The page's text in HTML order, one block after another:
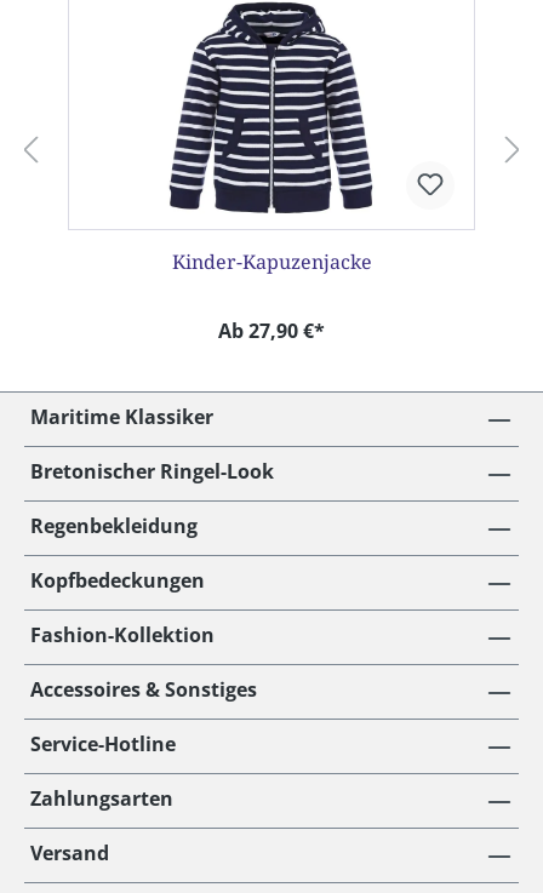
Kinder-Kapuzenjacke
Ab 27,90 €*
Maritime Klassiker
Bretonischer Ringel-Look
Regenbekleidung
Kopfbedeckungen
Fashion-Kollektion
Accessoires & Sonstiges
Service-Hotline
Zahlungsarten
Versand